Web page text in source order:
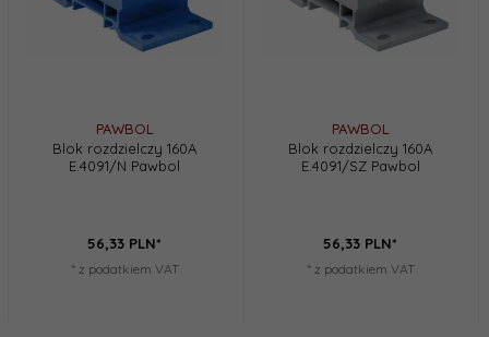
PAWBOL
Blok rozdzielczy 160A
E.4091/N Pawbol
56,33 PLN*
* z podatkiem VAT
PAWBOL
Blok rozdzielczy 160A
E.4091/SZ Pawbol
56,33 PLN*
* z podatkiem VAT